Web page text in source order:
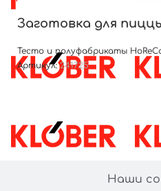
Наши
Заготовка для
Тесто и полуфабрикаты
Артикул:241725